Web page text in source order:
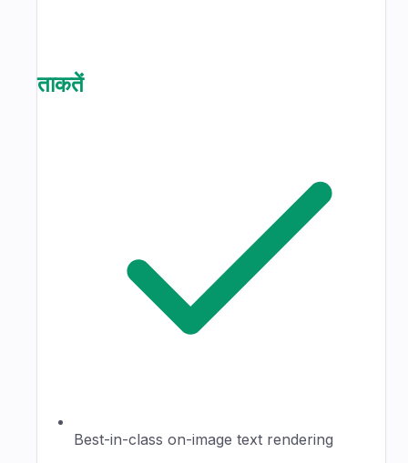
ताकतें
Best-in-class on-image text rendering